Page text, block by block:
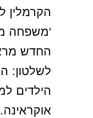
הקרמלין
‘משפחה
החדש
לשלטון:
הילדים